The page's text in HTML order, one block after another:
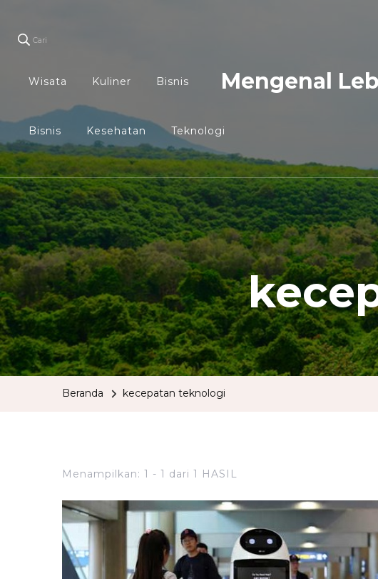
Cari
Wisata Kuliner Bisnis Mengenal
Bisnis Kesehatan Teknologi
Beranda kecepatan teknologi
Menampilkan: 1 - 1 dari 1 HASIL